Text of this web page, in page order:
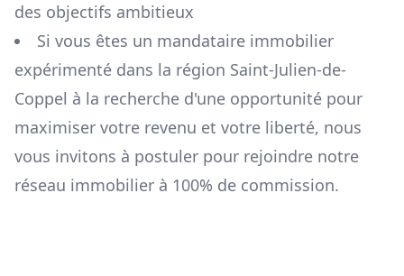
des objectifs ambitieux
Si vous êtes un mandataire immobilier
expérimenté dans la région Saint-Julien-de-
Coppel à la recherche d'une opportunité pour
maximiser votre revenu et votre liberté, nous
vous invitons à postuler pour rejoindre notre
réseau immobilier à 100% de commission.